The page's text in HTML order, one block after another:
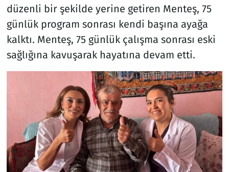
düzenli bir şekilde yerine getiren Menteş, 75
günlük program sonrası kendi başına ayağa
kalktı. Menteş, 75 günlük çalışma sonrası eski
sağlığına kavuşarak hayatına devam etti.